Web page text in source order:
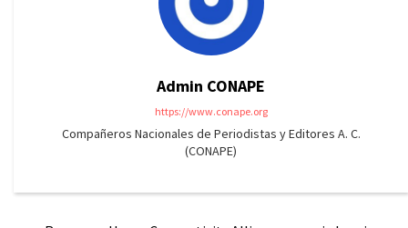
Admin CONAPE
https://www.conape.org
Compañeros Nacionales de Periodistas y Editores A. C.
(CONAPE)